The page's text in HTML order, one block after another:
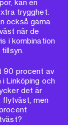
kan en
trygghet.
också gärna
när de
i kombination
90 procent av
Linköping och
det är
men